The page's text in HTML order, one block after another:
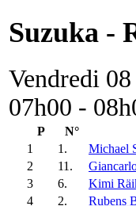
Suzuka -
Vendredi
07h00 -
P N°
1
1. Michael
2
11.
3
6. Kimi
4
2. Rubens